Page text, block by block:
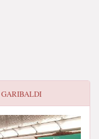
GARIBALDI